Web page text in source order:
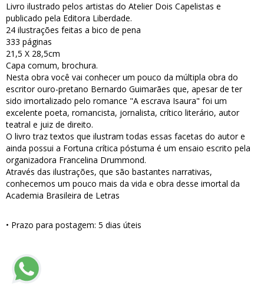
Livro ilustrado pelos artistas do Atelier Dois Capelistas e
publicado pela Editora Liberdade.
24 ilustrações feitas a bico de pena
333 páginas
21,5 X 28,5cm
Capa comum, brochura.
Nesta obra você vai conhecer um pouco da múltipla obra do
escritor ouro-pretano Bernardo Guimarães que, apesar de ter
sido imortalizado pelo romance "A escrava Isaura" foi um
excelente poeta, romancista, jornalista, crítico literário, autor
teatral e juiz de direito.
O livro traz textos que ilustram todas essas facetas do autor e
ainda possui a Fortuna crítica póstuma é um ensaio escrito pela
organizadora Francelina Drummond.
Através das ilustrações, que são bastantes narrativas,
conhecemos um pouco mais da vida e obra desse imortal da
Academia Brasileira de Letras
• Prazo para postagem: 5 dias úteis